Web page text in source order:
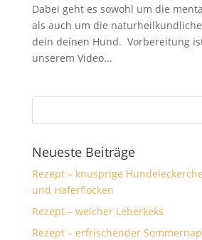
Dabei geht es sowohl um die
als auch um die
dein deinen Hund. Vorbereitung
unserem Video...
Neueste Beiträge
Rezept – knusprige
und Haferflocken
Rezept – weicher Leberkeks
Rezept – erfrischender